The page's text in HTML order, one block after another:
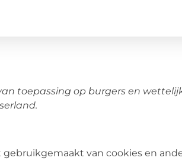
toepassing op burgers en
gebruikgemaakt van cookies en